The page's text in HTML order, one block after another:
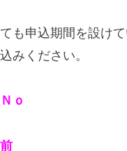
も申込期間を設け
みください。
ｏ